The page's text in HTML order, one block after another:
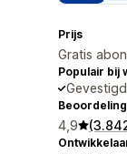
Prijs
Gratis
Populair bij
Beoordeling
4,9